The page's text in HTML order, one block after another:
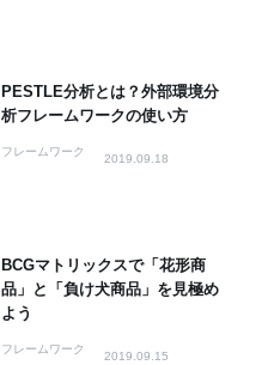
PESTLE分析とは？外部環境分
析フレームワークの使い方
フレームワーク
2019.09.18
BCGマトリックスで「花形商
品」と「負け犬商品」を見極め
よう
フレームワーク
2019.09.15